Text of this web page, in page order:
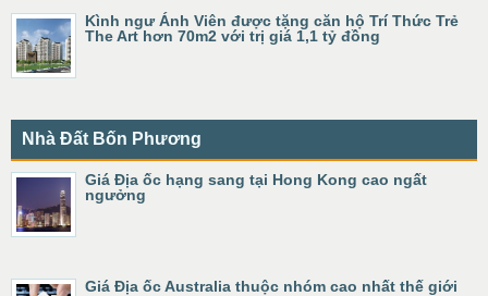
Kình ngư Ánh Viên được tặng căn hộ Trí Thức Trẻ
The Art hơn 70m2 với trị giá 1,1 tỷ đồng
Nhà Đất Bốn Phương
Giá Địa ốc hạng sang tại Hong Kong cao ngất
ngưởng
Giá Địa ốc Australia thuộc nhóm cao nhất thế giới